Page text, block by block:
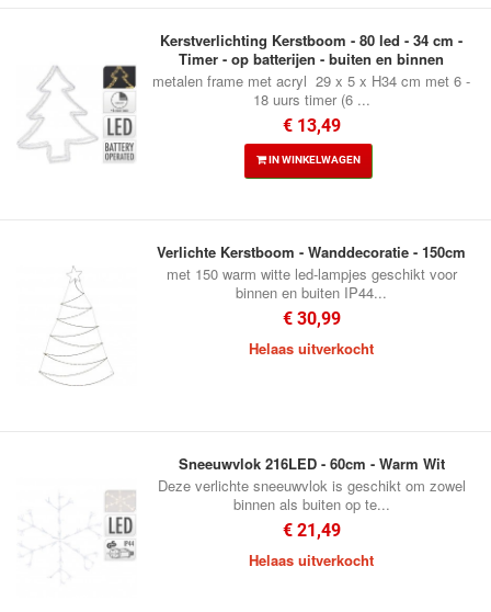
Kerstverlichting Kerstboom - 80 led - 34 cm -
Timer - op batterijen - buiten en binnen
metalen frame met acryl 29 x 5 x H34 cm met 6 -
18 uurs timer (6 ...
€ 13,49
IN WINKELWAGEN
Verlichte Kerstboom - Wanddecoratie - 150cm
met 150 warm witte led-lampjes geschikt voor
binnen en buiten IP44...
€ 30,99
Helaas uitverkocht
Sneeuwvlok 216LED - 60cm - Warm Wit
Deze verlichte sneeuwvlok is geschikt om zowel
binnen als buiten op te...
€ 21,49
Helaas uitverkocht